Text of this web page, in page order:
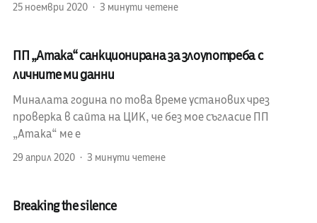
25 ноември 2020 3 минути четене
ПП „Атака“ санкционирана за злоупотреба с
личните ми данни
Миналата година по това време установих чрез
проверка в сайта на ЦИК, че без мое съгласие ПП
„Атака“ ме е
29 април 2020 3 минути четене
Breaking the silence